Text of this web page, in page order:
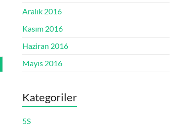
Aralık 2016
Kasım 2016
Haziran 2016
Mayıs 2016
Kategoriler
5S